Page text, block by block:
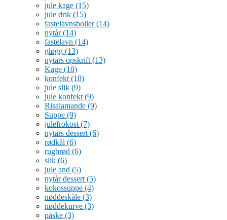
jule kage (15)
jule drik (15)
fastelavnsboller(14)
nytår(14)
fastelavn (14)
gløgg (13)
nytårs opskrift (13)
Kage (10)
konfekt (10)
jule slik (9)
jule konfekt (9)
Risalamande (9)
Suppe (9)
julefrokost (7)
nytårs dessert (6)
rødkål (6)
rugbrød (6)
slik (6)
jule and (5)
nytår dessert (5)
kokossuppe (4)
nøddeskåle (3)
nøddekurve (3)
påske (3)